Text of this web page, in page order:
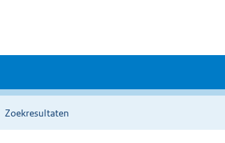
Zoekresultaten